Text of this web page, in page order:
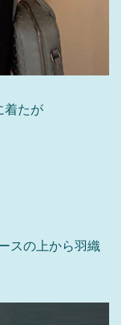
着たが
スの上から羽織